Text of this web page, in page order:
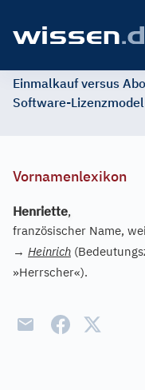
Einmalkauf versus
Software-
Vornamenlexikon
Henriette,
französischer Name,
→ Heinrich
»Herrscher«).